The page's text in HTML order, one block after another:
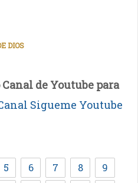
DIOS
de Youtube para
5 6 7 8
9